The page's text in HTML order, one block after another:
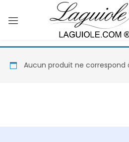
Aucun produit ne correspond